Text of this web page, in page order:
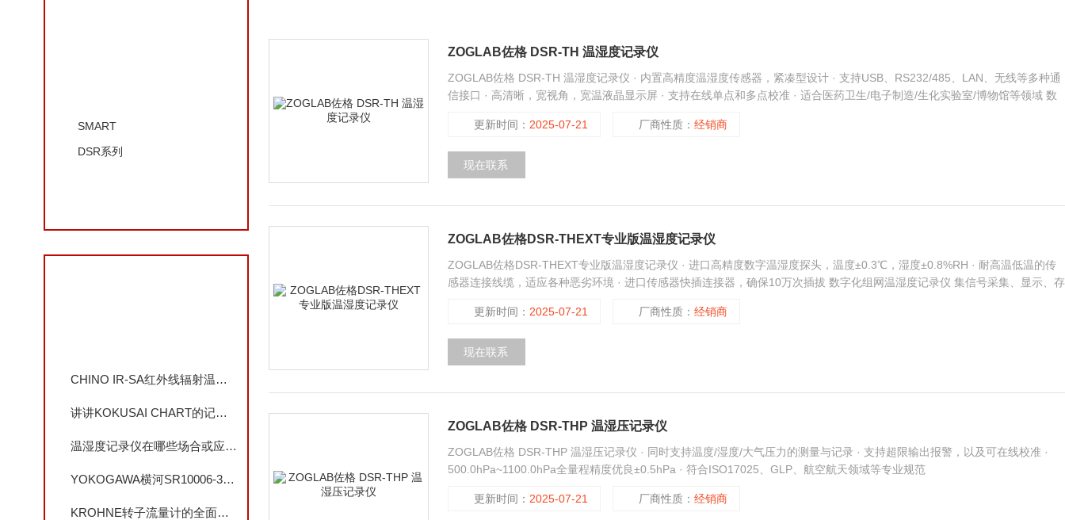
SMART
DSR系列
CHINO IR-SA红外线辐射温度仪：耐环境高精度工业测温，多场景应用解决方案
讲讲KOKUSAI CHART的记录纸
温湿度记录仪在哪些场合或应用中使用？
YOKOGAWA横河SR10006-3有纸记录仪全面解析
KROHNE转子流量计的全面解析
ZOGLAB佐格 DSR-TH 温湿度记录仪
ZOGLAB佐格 DSR-TH 温湿度记录仪 · 内置高精度温湿度传感器，紧凑型设计 · 支持USB、RS232/485、LAN、无线等多种通
信接口 · 高清晰，宽视角，宽温液晶显示屏 · 支持在线单点和多点校准 · 适合医药卫生/电子制造/生化实验室/博物馆等领域 数
模式下更新时间： 2025-07-21 厂商性质： 经销商
现在联系
ZOGLAB佐格DSR-THEXT专业版温湿度记录仪
ZOGLAB佐格DSR-THEXT专业版温湿度记录仪 · 进口高精度数字温湿度探头，温度±0.3℃，湿度±0.8%RH · 耐高温低温的传
感器连接线缆，适应各种恶劣环境 · 进口传感器快插连接器，确保10万次插拔 数字化组网温湿度记录仪 集信号采集、显示、存
更新时间： 2025-07-21 厂商性质： 经销商
现在联系
ZOGLAB佐格 DSR-THP 温湿压记录仪
ZOGLAB佐格 DSR-THP 温湿压记录仪 · 同时支持温度/湿度/大气压力的测量与记录 · 支持超限输出报警，以及可在线校准 ·
500.0hPa~1100.0hPa全量程精度优良±0.5hPa · 符合ISO17025、GLP、航空航天领域等专业规范
更新时间： 2025-07-21 厂商性质： 经销商